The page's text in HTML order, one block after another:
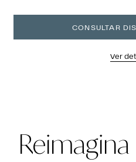
CONSULTAR
Ver